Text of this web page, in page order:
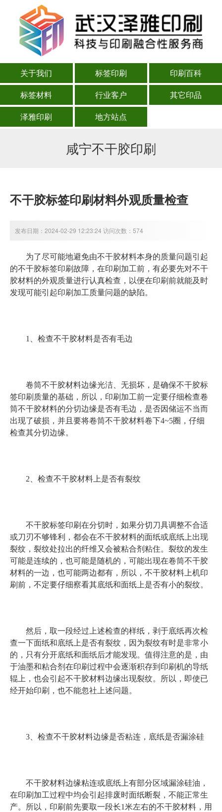
关于我们 标签印刷
印刷百科
标签材料
行业客户
其它印品
泽雅印刷
地方站点
咸宁不干胶印刷
不干胶标签印刷材料外观质量检查
发布日期：2024-02-29 12:23:24 访问次数：574
为了尽可能地避免由不干胶材料本身的质量问题引起
的不干胶标签印刷故障，在印刷加工前，有必要先对不干
胶材料的外观质量进行认真检查，以便在印刷前就能及时
发现可能引起印刷加工质量问题的缺陷。
1、检查不干胶材料是否有毛边
卷筒不干胶材料边缘光洁、无损坏，是确保不干胶标
签印刷质量的基础，所以，印刷加工前一定要仔细检查卷
筒不干胶材料的分切边缘是否有毛边，是否因储运不当而
出现了破损，并且要将卷筒不干胶材料卷下4~5圈，仔细
检查其分切边缘。
2、检查不干胶材料上是否有裂纹
不干胶标签印刷在分切时，如果分切刀具调整不合适
或刀刃不够锋利，都会在不干胶材料的面纸或底纸上出现
裂纹，裂纹处拉出的纤维又会被粘合剂粘住。裂纹的发生
可能是连续的，也可能是随机的，可能出现在卷筒不干胶
材料的一边，也可能两边都有，所以，不干胶材料上机印
刷前，不定要仔细察看其底纸和面纸上是否有小的裂纹。
然后，取一段经过上述检查的样纸，剥于底纸再次检
查一下面纸和底纸上是否有裂纹，因为裂纹有时是非常小
的，只有分开底纸和面纸后才能发现。值得注意的是，由
于油墨和粘合剂在印刷过程中会逐渐积存到印刷机的导纸
辊上，也会引起不干胶材料边缘出现裂纹。所以，即使已
经开始印刷，也不能忽社上述问题。
3、检查不干胶材料边缘是否粘连，底纸是否漏涂硅
不干胶材料边缘粘连或底纸上有部分区域漏涂硅油，
在印刷加工过程中均会引起排废时面纸断裂，不能正常生
产。所以，印刷前先要取一段长1米左右的不干胶材料，用